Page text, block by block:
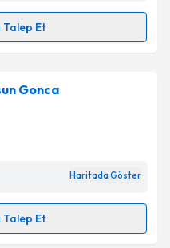
Talep Et
talebi oluşturun.
için bir takvim
ilişkinAydınlatma
Gonca
Haritada Göster
Talep Et